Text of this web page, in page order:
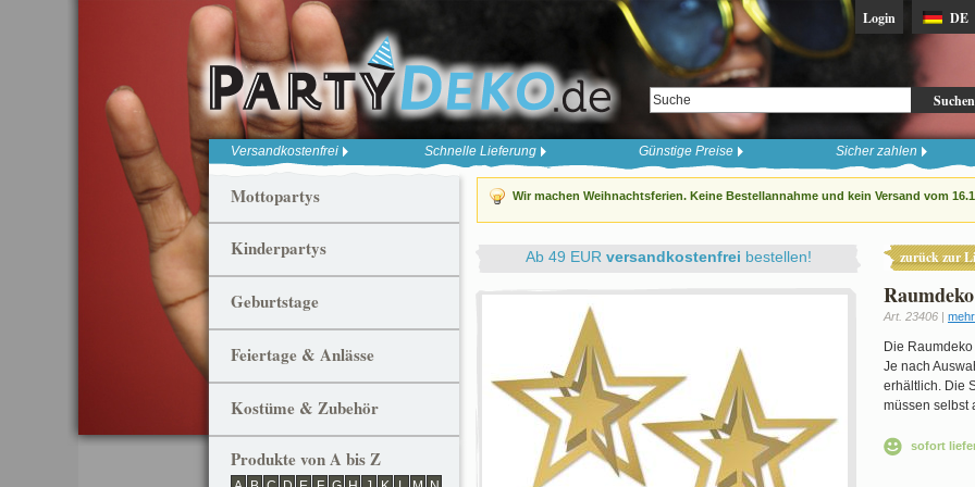
Suchen
Login DE
Versandkostenfrei Schnelle Lieferung Günstige Preise Sicher zahlen
Wir machen Weihnachtsferien. Keine Bestellannahme und kein Versand vom
zurück zur
Art. 23406 |
Die
Je nach
erhältlich. Die
müssen selbst
sofort
Ab 49 EUR versandkostenfrei bestellen!
Mottopartys
Kinderpartys
Geburtstage
Feiertage & Anlässe
Kostüme & Zubehör
Produkte von A bis Z